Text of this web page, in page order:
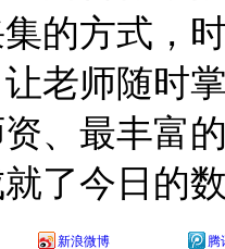
的方式，
老师随时
、最丰富
了今日的
新浪微博 腾